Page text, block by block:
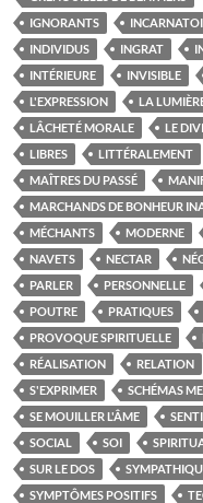
IGNORANTS
INDIVIDUS
INGRAT
INTÉRIEURE
INVISIBLE
L'EXPRESSION
LA
LÂCHETÉ MORALE
LE
LIBRES
LITTÉRALEMENT
MAÎTRES DU PASSÉ
MARCHANDS DE BONHEUR
MÉCHANTS
MODERNE
NAVETS
NECTAR
PARLER
PERSONNELLE
POUTRE
PRATIQUES
PROVOQUE SPIRITUELLE
RÉALISATION
RELATION
S'EXPRIMER
SCHÉMAS
SE MOUILLER L'ÂME
SOCIAL
SOI
SUR LE DOS
SYMPTÔMES POSITIFS